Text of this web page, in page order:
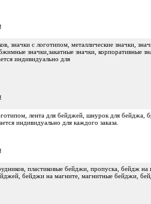
значки с логотипом, металлические значки,
значки,закатные значки, корпоративные
индивидуально для
лента для бейджей, шнурок для бейджа,
индивидуально для каждого заказа.
пластиковые бейджи, пропуска, бейдж на
бейджи на магните, магнитные бейджи,